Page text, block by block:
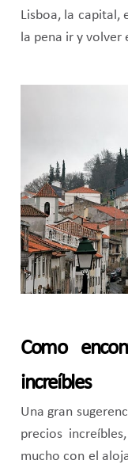
Lisboa, la capital,
la pena ir y volver
Como
increíbles
Una gran
precios
mucho con el